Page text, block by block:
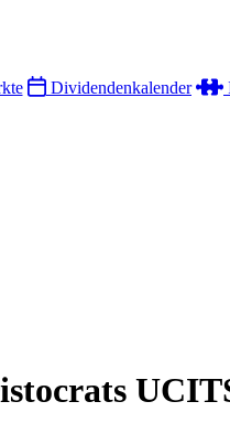
Dividendenkalender